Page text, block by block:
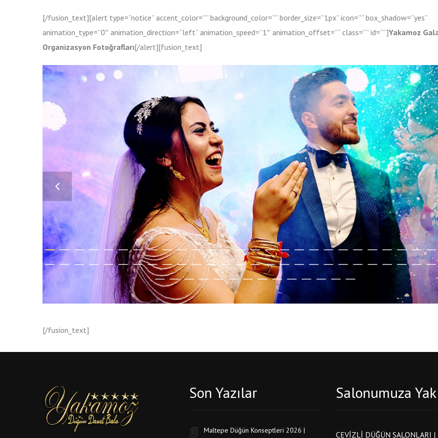
[/fusion_text][alert type=”notice” accent_color=”” background_color=”” border_size=”1px” icon=”” box_shadow=”yes”
animation_type=”0″ animation_direction=”left” animation_speed=”1″ animation_offset=”” class=”” id=””]Yakamoz
Organizasyon Fotoğrafları[/alert][fusion_text]
[/fusion_text]
Son Yazılar
Maltepe Düğün Konseptleri 2026 |
Salonumuza
CEVIZLI DÜĞÜN SALONLARI |